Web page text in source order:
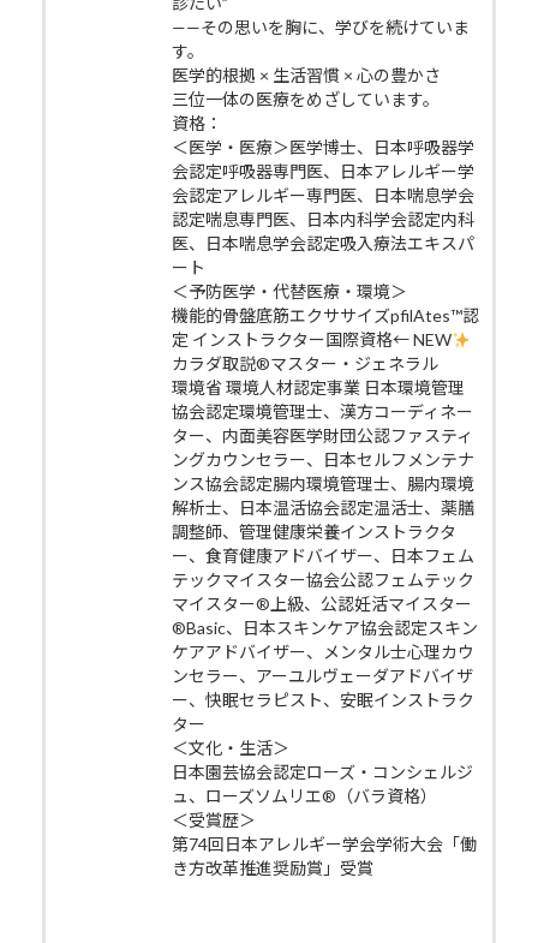
——その思いを胸に、学びを続けていま
す。
医学的根拠 × 生活習慣 × 心の豊かさ
三位一体の医療をめざしています。
資格：
＜医学・医療＞医学博士、日本呼吸器学
会認定呼吸器専門医、日本アレルギー学
会認定アレルギー専門医、日本喘息学会
認定喘息専門医、日本内科学会認定内科
医、日本喘息学会認定吸入療法エキスパ
ート
＜予防医学・代替医療・環境＞
機能的骨盤底筋エクササイズpfilAtes™認
定 インストラクター国際資格← NEW
カラダ取説®マスター・ジェネラル
環境省 環境人材認定事業 日本環境管理
協会認定環境管理士、漢方コーディネー
ター、内面美容医学財団公認ファスティ
ングカウンセラー、日本セルフメンテナ
ンス協会認定腸内環境管理士、腸内環境
解析士、日本温活協会認定温活士、薬膳
調整師、管理健康栄養インストラクタ
ー、食育健康アドバイザー、日本フェム
テックマイスター協会公認フェムテック
マイスター®上級、公認妊活マイスター
®Basic、日本スキンケア協会認定スキン
ケアアドバイザー、メンタル士心理カウ
ンセラー、アーユルヴェーダアドバイザ
ー、快眠セラピスト、安眠インストラク
ター
＜文化・生活＞
日本園芸協会認定ローズ・コンシェルジ
ュ、ローズソムリエ®（バラ資格）
＜受賞歴＞
第74回日本アレルギー学会学術大会「働
き方改革推進奨励賞」受賞